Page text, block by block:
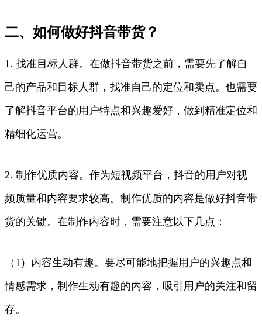
二、如何做好抖音带货？
1. 找准目标人群。在做抖音带货之前，需要先了解自
己的产品和目标人群，找准自己的定位和卖点。也需要
了解抖音平台的用户特点和兴趣爱好，做到精准定位和
精细化运营。
2. 制作优质内容。作为短视频平台，抖音的用户对视
频质量和内容要求较高。制作优质的内容是做好抖音带
货的关键。在制作内容时，需要注意以下几点：
（1）内容生动有趣。要尽可能地把握用户的兴趣点和
情感需求，制作生动有趣的内容，吸引用户的关注和留
存。